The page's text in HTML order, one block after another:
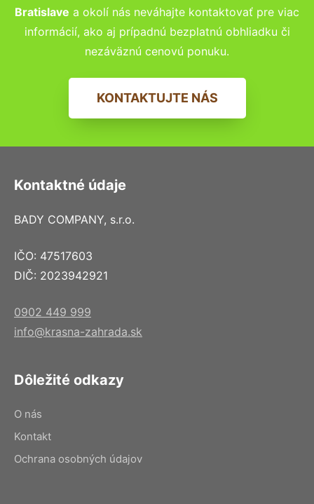
Bratislave a okolí nás neváhajte kontaktovať pre viac
informácií, ako aj prípadnú bezplatnú obhliadku či
nezáväznú cenovú ponuku.
KONTAKTUJTE NÁS
Kontaktné údaje
BADY COMPANY, s.r.o.
IČO: 47517603
DIČ: 2023942921
0902 449 999
info@krasna-zahrada.sk
Dôležité odkazy
O nás
Kontakt
Ochrana osobných údajov